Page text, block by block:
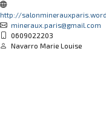
http://
mineraux.paris@gmail.com
0609022203
Navarro Marie Louise